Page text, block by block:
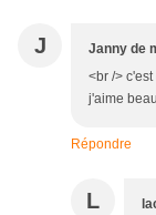
J Janny de
<br />
j'aime
Répondre
L